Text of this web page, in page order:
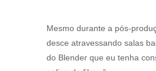
Mesmo durante a pós-
desce atravessando salas
do Blender que eu tenha